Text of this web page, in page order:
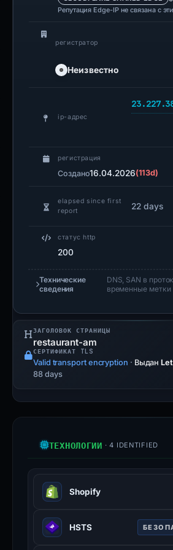
Репутация Edge-IP не связана с
регистратор
Неизвестно
ip-адрес
регистрация
Создано16.04.2026(113d)
elapsed since first
report
22 days
статус http
200
Технические
сведения
DNS, SAN в
временные метки
ЗАГОЛОВОК СТРАНИЦЫ
restaurant-am
СЕРТИФИКАТ TLS
Valid transport encryption · Выдан
88 days
ТЕХНОЛОГИИ · 4 IDENTIFIED
Shopify
Hosted e-commerce
HSTS